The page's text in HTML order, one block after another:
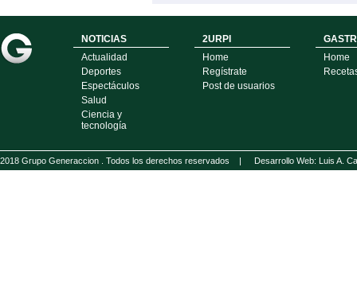
NOTICIAS
Actualidad
Deportes
Espectáculos
Salud
Ciencia y
tecnología
2URPI
Home
Regístrate
Post de usuarios
Home
2018 Grupo Generaccion . Todos los derechos reservados | Desarrollo Web: Luis